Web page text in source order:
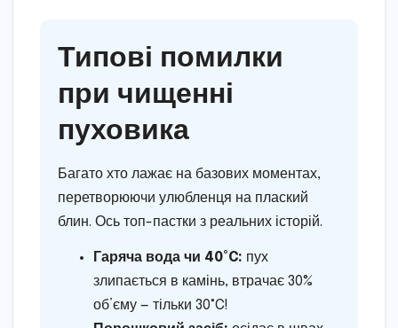
Типові помилки
при чищенні
пуховика
Багато хто лажає на базових моментах,
перетворюючи улюбленця на плаский
блин. Ось топ-пастки з реальних історій.
Гаряча вода чи 40°C: пух
злипається в камінь, втрачає 30%
об’єму — тільки 30°C!